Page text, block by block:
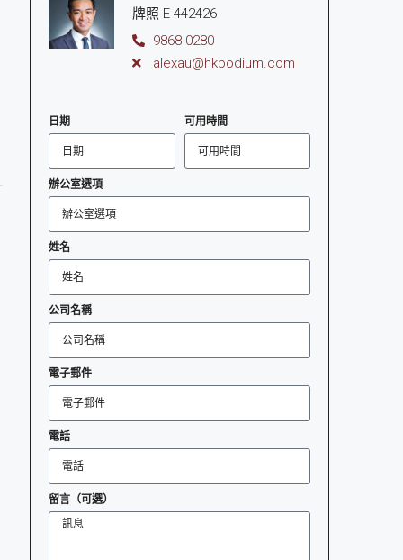
牌照 E-442426
9868 0280
alexau@hkpodium.com
日期 可用時間
辦公室選項
姓名
公司名稱
電子郵件
電話
留言（可選）